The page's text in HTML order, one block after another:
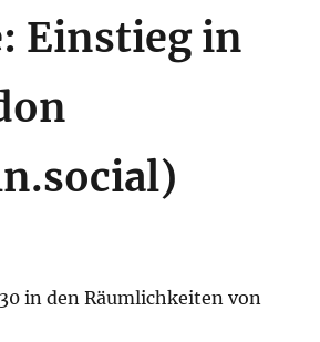
Einstieg in
in den Räumlichkeiten von